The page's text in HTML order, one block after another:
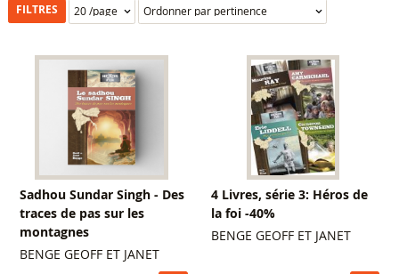
FILTRES
Sadhou Sundar Singh - Des
traces de pas sur les
montagnes
BENGE GEOFF ET JANET
4 Livres, série 3: Héros de
la foi -40%
BENGE GEOFF ET JANET